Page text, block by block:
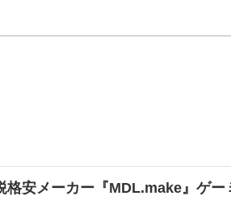
格安メーカー『MDL.make』ゲー